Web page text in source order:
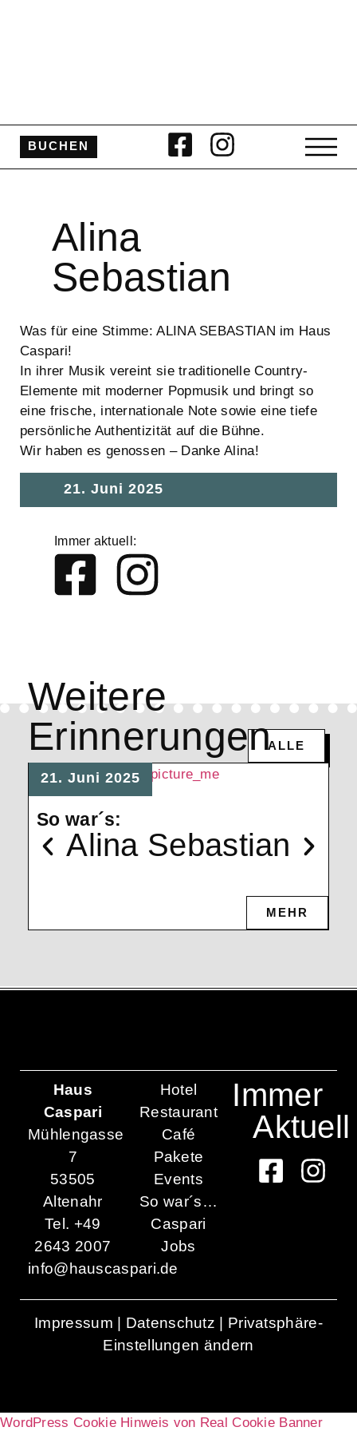
BUCHEN
Alina
Sebastian
Was für eine Stimme: ALINA SEBASTIAN im Haus
Caspari!
In ihrer Musik vereint sie traditionelle Country-
Elemente mit moderner Popmusik und bringt so
eine frische, internationale Note sowie eine tiefe
persönliche Authentizität auf die Bühne.
Wir haben es genossen – Danke Alina!
21. Juni 2025
Immer aktuell:
Weitere
ErinnerungenALLE
21. Juni 2025
So war´s:
Alina Sebastian
MEHR
Haus
Caspari
Mühlengasse
7
53505
Altenahr
Tel. +49
2643 2007
info@hauscaspari.de
Hotel
Restaurant
Café
Pakete
Events
So war´s…
Caspari
Jobs
Immer
Aktuell
Impressum Datenschutz
Privatsphäre-
Einstellungen ändern
WordPress Cookie Hinweis von Real Cookie Banner